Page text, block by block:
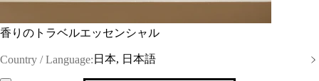
香りのトラベルエッセンシャル
Country / Language: 日本, 日本語